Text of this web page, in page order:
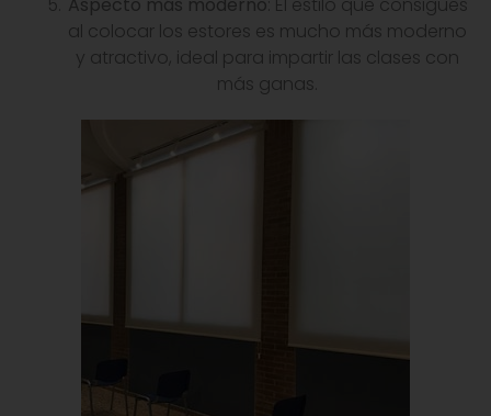
al colocar los estores es mucho más moderno
y atractivo, ideal para impartir las clases con
más ganas.